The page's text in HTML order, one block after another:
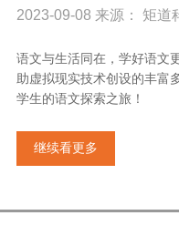
2023-09-08 来源： 矩道
语文与生活同在，学好语文
助虚拟现实技术创设的丰富
学生的语文探索之旅！
继续看更多